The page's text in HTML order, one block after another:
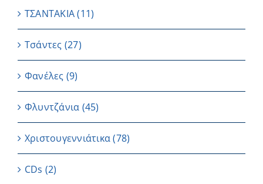
ΤΣΑΝΤΑΚΙΑ (11)
Τσάντες (27)
Φανέλες (9)
Φλυντζάνια (45)
Χριστουγεννιάτικα(78)
CDs (2)